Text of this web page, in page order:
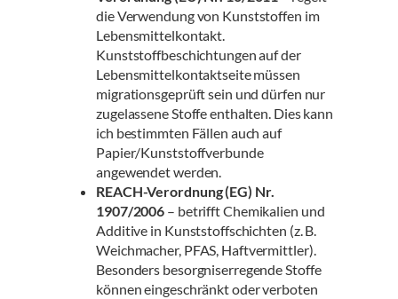
die Verwendung von Kunststoffen im
Lebensmittelkontakt.
Kunststoffbeschichtungen auf der
Lebensmittelkontaktseite müssen
migrationsgeprüft sein und dürfen nur
zugelassene Stoffe enthalten. Dies kann
ich bestimmten Fällen auch auf
Papier/Kunststoffverbunde
angewendet werden.
REACH-Verordnung (EG) Nr.
1907/2006 – betrifft Chemikalien und
Additive in Kunststoffschichten (z. B.
Weichmacher, PFAS, Haftvermittler).
Besonders besorgniserregende Stoffe
können eingeschränkt oder verboten